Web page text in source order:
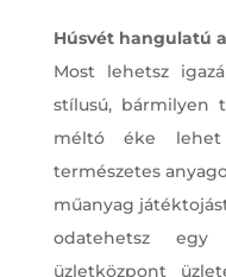
Húsvét hangulatú
Most lehetsz
stílusú, bármilyen
méltó éke lehet
természetes
műanyag
odatehetsz
üzletközpont